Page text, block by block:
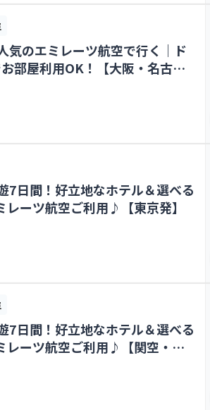
のエミレーツ航空で行く｜ド
部屋利用OK！【大阪・名古屋
日間！好立地なホテル＆選べる
ーツ航空ご利用♪【東京発】
日間！好立地なホテル＆選べる
レーツ航空ご利用♪【関空・名